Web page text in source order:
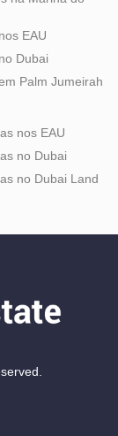
EAU
Dubai
Palm Jumeirah
nos EAU
no Dubai
no Dubai Land